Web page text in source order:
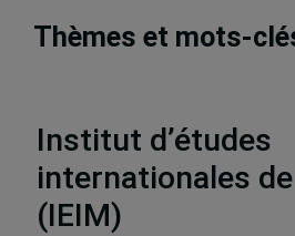
Thèmes et mots-
Institut d’études
internationales
(IEIM)